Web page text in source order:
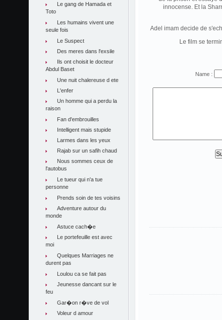
Le gang de Hamada et
Toto
Les humains vivent une
seule fois
Le Suspect
Des meres dans l'exsile
Ils ont choisit le docteur
Abdul Baset
Une nuit chalereuse d ete
L'enfer
Un homme qui a perdu la
raison
Fan d'embrouilles
Intelligent mais stupide
Larmes dans les yeux
Rajab sur un safih chaud
Nous sommes ceux de
l'autobus
Le tueur qui n'a tue
personne
Prends soin de tes voisins
Adventure autour du
monde
Astuce cach�e
Le portefeuille est avec
moi
Quelques Marriages ne
durent pas
Loulou ca se fait pas
Jeunesse dancant sur le
feu
Gar�on r�ve de vol
Voleur d amour
innocense. Et la
Adel imam decide de
Le film se
Name :